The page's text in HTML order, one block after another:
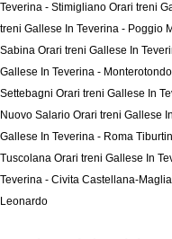
Teverina - Stimigliano Orari treni
treni Gallese In Teverina - Poggio
Sabina Orari treni Gallese In
Gallese In Teverina -
Settebagni Orari treni Gallese In
Nuovo Salario Orari treni Gallese
Gallese In Teverina - Roma
Tuscolana Orari treni Gallese In
Teverina - Civita Castellana-
Leonardo